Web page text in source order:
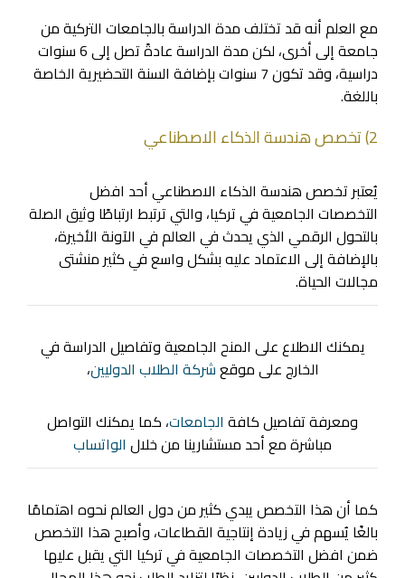
مع العلم أنه قد تختلف مدة الدراسة بالجامعات التركية من
جامعة إلى أخرى، لكن مدة الدراسة عادةً تصل إلى 6 سنوات
دراسية، وقد تكون 7 سنوات بإضافة السنة التحضيرية الخاصة
باللغة.
2) تخصص هندسة الذكاء الاصطناعي
يُعتبر تخصص هندسة الذكاء الاصطناعي أحد افضل
التخصصات الجامعية في تركيا، والتي ترتبط ارتباطًا وثيق الصلة
بالتحول الرقمي الذي يحدث في العالم في الآونة الأخيرة،
بالإضافة إلى الاعتماد عليه بشكل واسع في كثير منشتى
مجالات الحياة.
يمكنك الاطلاع على المنح الجامعية وتفاصيل الدراسة في
الخارج على موقعشركة الطلاب الدوليين،
ومعرفة تفاصيل كافة الجامعات، كما يمكنك التواصل
مباشرة مع أحد مستشارينا من خلال الواتساب
كما أن هذا التخصص يبدي كثير من دول العالم نحوه اهتمامًا
بالغًا يُسهم في زيادة إنتاجية القطاعات، وأصبح هذا التخصص
ضمن افضل التخصصات الجامعية في تركيا التي يقبل عليها